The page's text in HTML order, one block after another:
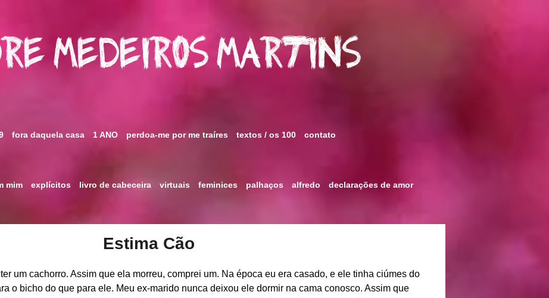
Medeiros Martins
fora daquela casa 1 ANO perdoa-me por me traíres textos / os 100 contato
mim explícitos livro de cabeceira virtuais feminices palhaços alfredo
declarações de amor
Estima Cão
um cachorro. Assim que ela morreu, comprei um. Na época eu era casado, e ele tinha ciúmes do
o bicho do que para ele. Meu ex-marido nunca deixou ele dormir na cama conosco. Assim que